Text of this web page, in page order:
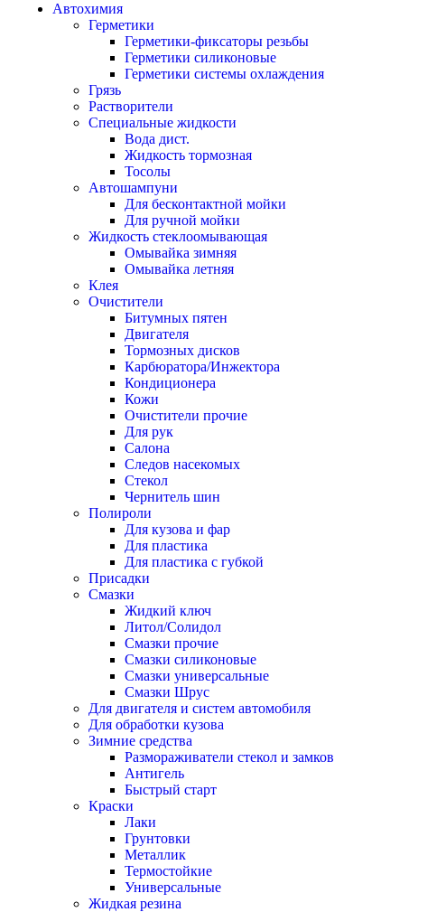
Автохимия
Герметики
Герметики-фиксаторы резьбы
Герметики силиконовые
Герметики системы охлаждения
Грязь
Растворители
Специальные жидкости
Вода дист.
Жидкость тормозная
Тосолы
Автошампуни
Для бесконтактной мойки
Для ручной мойки
Жидкость стеклоомывающая
Омывайка зимняя
Омывайка летняя
Клея
Очистители
Битумных пятен
Двигателя
Тормозных дисков
Карбюратора/Инжектора
Кондиционера
Кожи
Очистители прочие
Для рук
Салона
Следов насекомых
Стекол
Чернитель шин
Полироли
Для кузова и фар
Для пластика
Для пластика с губкой
Присадки
Смазки
Жидкий ключ
Литол/Солидол
Смазки прочие
Смазки силиконовые
Смазки универсальные
Смазки Шрус
Для двигателя и систем автомобиля
Для обработки кузова
Зимние средства
Размораживатели стекол и замков
Антигель
Быстрый старт
Краски
Лаки
Грунтовки
Металлик
Термостойкие
Универсальные
Жидкая резина